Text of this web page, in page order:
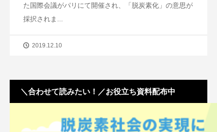
た国際会議がパリにて開催され、「脱炭素化」の意思が
採択されま...
2019.12.10
＼合わせて読みたい！／お役立ち資料配布中